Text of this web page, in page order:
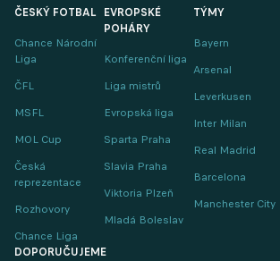
ČESKÝ FOTBAL
Chance Národní
Liga
ČFL
MSFL
MOL Cup
Česká
reprezentace
Rozhovory
Chance Liga
EVROPSKÉ
POHÁRY
Konferenční liga
Liga mistrů
Evropská liga
Sparta Praha
Slavia Praha
Viktoria Plzeň
Mladá Boleslav
TÝMY
Bayern
Arsenal
Leverkusen
Inter Milan
Real Madrid
Barcelona
Manchester City
DOPORUČUJEME